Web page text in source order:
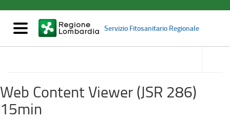
contenuto
principale
Certificazione
materiali
di
Mostra/nascondi
navigazione
Servizio Fitosanitario Regionale
accedi
Web Content Viewer (JSR 286)
15min